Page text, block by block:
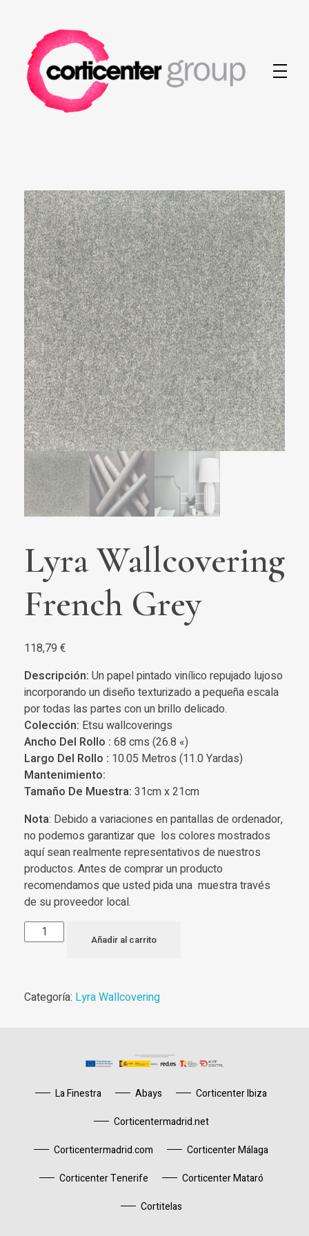
Lyra Wallcovering
French Grey
118,79 €
Descripción: Un papel pintado vinílico repujado lujoso
incorporando un diseño texturizado a pequeña escala
por todas las partes con un brillo delicado.
Colección: Etsu wallcoverings
Ancho Del Rollo : 68 cms (26.8 «)
Largo Del Rollo : 10.05 Metros (11.0 Yardas)
Mantenimiento:
Tamaño De Muestra: 31cm x 21cm
Nota: Debido a variaciones en pantallas de ordenador,
no podemos garantizar que los colores mostrados
aquí sean realmente representativos de nuestros
productos. Antes de comprar un producto
recomendamos que usted pida una muestra través
de su proveedor local.
Añadir al carrito
Categoría: Lyra Wallcovering
La Finestra Abays
Corticenter Ibiza
Corticentermadrid.net
Corticentermadrid.com
Corticenter Málaga
Corticenter Tenerife
Corticenter Mataró
Cortitelas